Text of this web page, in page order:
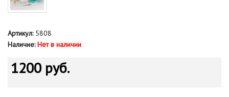
Артикул:5808
Наличие: Нет в наличии
1200 руб.